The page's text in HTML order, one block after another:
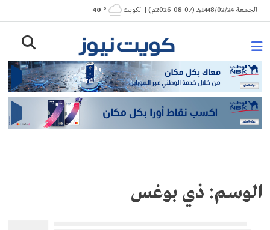
Skip
to
الجمعة 1448/02/24هـ (07-08-2026م) | الكويت ° 40
الوسم: ذي بوغس